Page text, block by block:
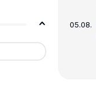
05.08.